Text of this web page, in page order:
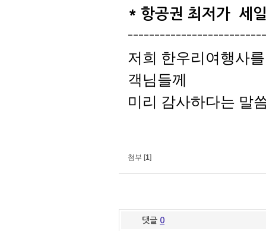
* 항공권 최저가 세
저희 한우리여행사
객님들께
미리 감사하다는 말
첨부 [1]
댓글 0